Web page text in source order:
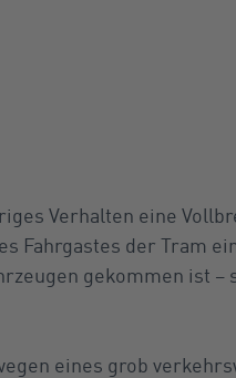
Verhalten eine
Fahrgastes der Tram
gekommen ist –
eines grob